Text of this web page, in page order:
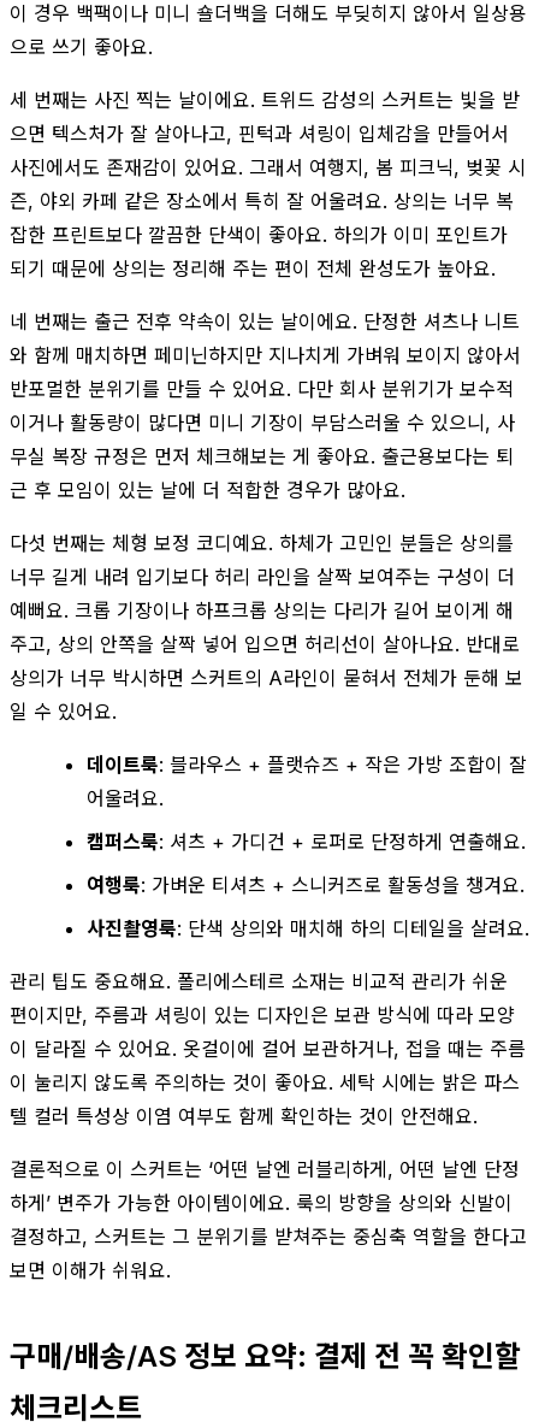
이 경우 백팩이나 미니 숄더백을 더해도 부딪히지 않아서 일상용
으로 쓰기 좋아요.
세 번째는 사진 찍는 날이에요. 트위드 감성의 스커트는 빛을 받
으면 텍스처가 잘 살아나고, 핀턱과 셔링이 입체감을 만들어서
사진에서도 존재감이 있어요. 그래서 여행지, 봄 피크닉, 벚꽃 시
즌, 야외 카페 같은 장소에서 특히 잘 어울려요. 상의는 너무 복
잡한 프린트보다 깔끔한 단색이 좋아요. 하의가 이미 포인트가
되기 때문에 상의는 정리해 주는 편이 전체 완성도가 높아요.
네 번째는 출근 전후 약속이 있는 날이에요. 단정한 셔츠나 니트
와 함께 매치하면 페미닌하지만 지나치게 가벼워 보이지 않아서
반포멀한 분위기를 만들 수 있어요. 다만 회사 분위기가 보수적
이거나 활동량이 많다면 미니 기장이 부담스러울 수 있으니, 사
무실 복장 규정은 먼저 체크해보는 게 좋아요. 출근용보다는 퇴
근 후 모임이 있는 날에 더 적합한 경우가 많아요.
다섯 번째는 체형 보정 코디예요. 하체가 고민인 분들은 상의를
너무 길게 내려 입기보다 허리 라인을 살짝 보여주는 구성이 더
예뻐요. 크롭 기장이나 하프크롭 상의는 다리가 길어 보이게 해
주고, 상의 안쪽을 살짝 넣어 입으면 허리선이 살아나요. 반대로
상의가 너무 박시하면 스커트의 A라인이 묻혀서 전체가 둔해 보
일 수 있어요.
데이트룩: 블라우스 + 플랫슈즈 + 작은 가방 조합이 잘
어울려요.
캠퍼스룩: 셔츠 + 가디건 + 로퍼로 단정하게 연출해요.
여행룩: 가벼운 티셔츠 + 스니커즈로 활동성을 챙겨요.
사진촬영룩: 단색 상의와 매치해 하의 디테일을 살려요.
관리 팁도 중요해요. 폴리에스테르 소재는 비교적 관리가 쉬운
편이지만, 주름과 셔링이 있는 디자인은 보관 방식에 따라 모양
이 달라질 수 있어요. 옷걸이에 걸어 보관하거나, 접을 때는 주름
이 눌리지 않도록 주의하는 것이 좋아요. 세탁 시에는 밝은 파스
텔 컬러 특성상 이염 여부도 함께 확인하는 것이 안전해요.
결론적으로 이 스커트는 ‘어떤 날엔 러블리하게, 어떤 날엔 단정
하게’ 변주가 가능한 아이템이에요. 룩의 방향을 상의와 신발이
결정하고, 스커트는 그 분위기를 받쳐주는 중심축 역할을 한다고
보면 이해가 쉬워요.
구매/배송/AS 정보 요약: 결제 전 꼭 확인할
체크리스트